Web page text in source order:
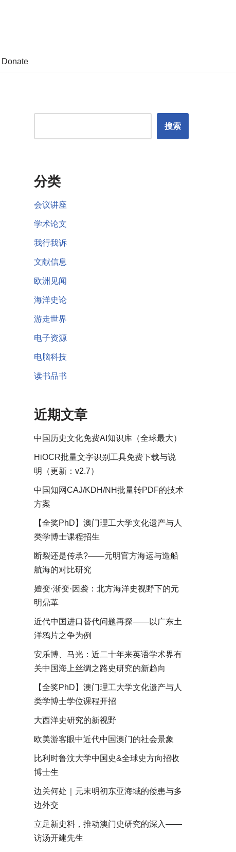
Donate
搜索
分类
会议讲座
学术论文
我行我诉
文献信息
欧洲见闻
海洋史论
游走世界
电子资源
电脑科技
读书品书
近期文章
中国历史文化免费AI知识库（全球最大）
HiOCR批量文字识别工具免费下载与说
明（更新：v2.7）
中国知网CAJ/KDH/NH批量转PDF的技术
方案
【全奖PhD】澳门理工大学文化遗产与人
类学博士课程招生
断裂还是传承?——元明官方海运与造船
航海的对比研究
嬗变·渐变·因袭：北方海洋史视野下的元
明鼎革
近代中国进口替代问题再探——以广东土
洋鸦片之争为例
安乐博、马光：近二十年来英语学术界有
关中国海上丝绸之路史研究的新趋向
【全奖PhD】澳门理工大学文化遗产与人
类学博士学位课程开招
大西洋史研究的新视野
欧美游客眼中近代中国澳门的社会景象
比利时鲁汶大学中国史&全球史方向招收
博士生
边关何处｜元末明初东亚海域的倭患与多
边外交
立足新史料，推动澳门史研究的深入——
访汤开建先生